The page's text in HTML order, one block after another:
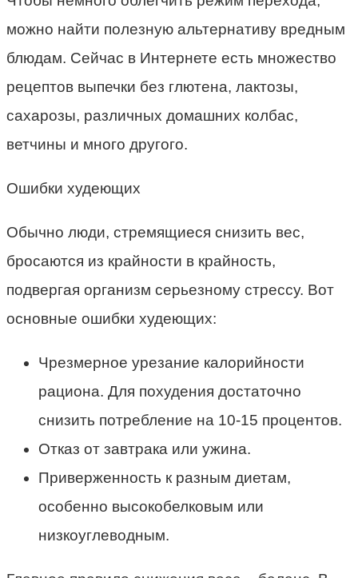
можно найти полезную альтернативу вредным
блюдам. Сейчас в Интернете есть множество
рецептов выпечки без глютена, лактозы,
сахарозы, различных домашних колбас,
ветчины и много другого.
Ошибки худеющих
Обычно люди, стремящиеся снизить вес,
бросаются из крайности в крайность,
подвергая организм серьезному стрессу. Вот
основные ошибки худеющих:
Чрезмерное урезание калорийности
рациона. Для похудения достаточно
снизить потребление на 10-15 процентов.
Отказ от завтрака или ужина.
Приверженность к разным диетам,
особенно высокобелковым или
низкоуглеводным.